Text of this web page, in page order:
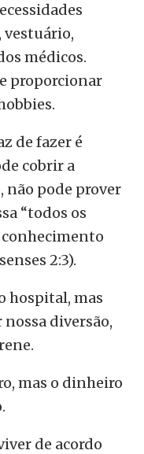
vestuário,
médicos.
proporcionar
de fazer é
cobrir a
não pode prover
“todos os
conhecimento
2:3).
hospital, mas
nossa diversão,
mas o dinheiro
de acordo